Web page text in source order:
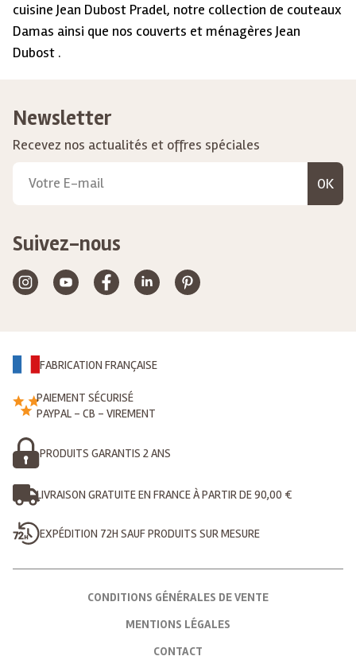
cuisine Jean Dubost Pradel, notre collection de couteaux
Damas ainsi que nos couverts et ménagères Jean
Dubost .
Newsletter
Recevez nos actualités et offres spéciales
OK
Suivez-nous
FABRICATION FRANÇAISE
PAIEMENT SÉCURISÉ
PAYPAL - CB - VIREMENT
PRODUITS GARANTIS 2 ANS
LIVRAISON GRATUITE EN FRANCE À PARTIR DE 90,00 €
EXPÉDITION 72H SAUF PRODUITS SUR MESURE
CONDITIONS GÉNÉRALES DE VENTE
MENTIONS LÉGALES
CONTACT